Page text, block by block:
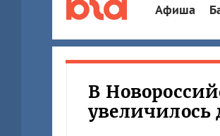
Афиша
В
увеличилось